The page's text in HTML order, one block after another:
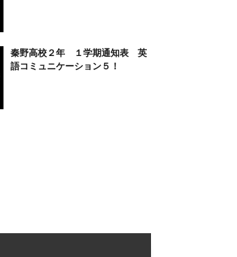
秦野高校２年 １学期通知表 英
語コミュニケーション５！